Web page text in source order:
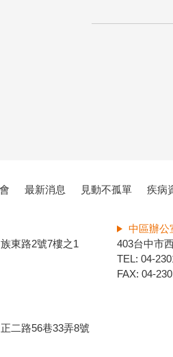
最新消息 見動不孤單 疾病
東路2號7樓之1
中區辦公
403台中市
TEL: 04-
FAX: 04-
二路56巷33弄8號